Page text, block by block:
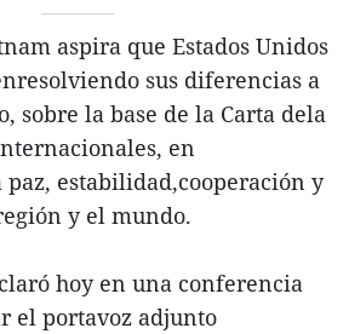
aspira que Estados Unidos
sus diferencias a
sobre la base de la Carta dela
en
estabilidad,cooperación y
y el mundo.
hoy en una conferencia
el portavoz adjunto